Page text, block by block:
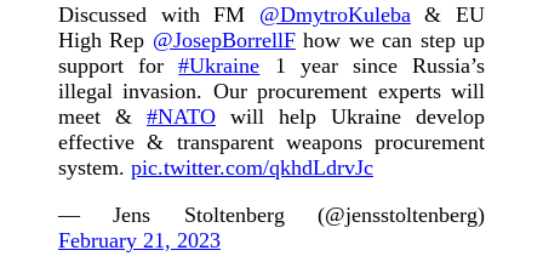
Discussed with FM @DmytroKuleba & EU
High Rep @JosepBorrellFhow we can step up
support for#Ukraine 1 year since Russia’s
illegal invasion. Our procurement experts will
meet & #NATO will help Ukraine develop
effective & transparent weapons procurement
system. pic.twitter.com/qkhdLdrvJc
— Jens Stoltenberg (@jensstoltenberg)
February 21, 2023